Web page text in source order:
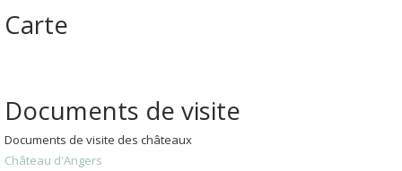
Carte
Documents de visite
Documents de visite des châteaux
Château d'Angers